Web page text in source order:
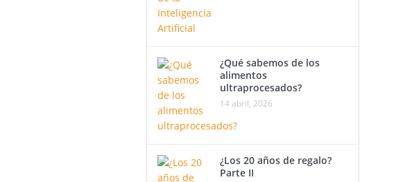
¿Qué sabemos de los
alimentos
ultraprocesados?
14 abril, 2026
¿Los 20 años de regalo?
Parte II